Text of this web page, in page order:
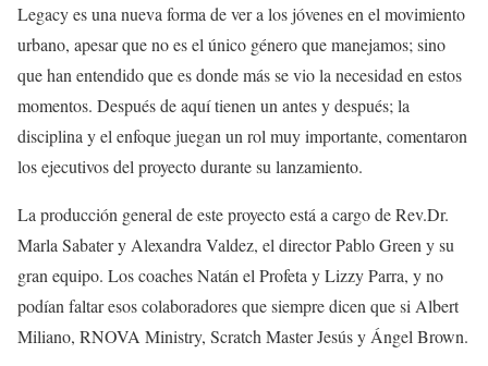
Legacy es una nueva forma de ver a los jóvenes en el movimiento
urbano, apesar que no es el único género que manejamos; sino
que han entendido que es donde más se vio la necesidad en estos
momentos. Después de aquí tienen un antes y después; la
disciplina y el enfoque juegan un rol muy importante, comentaron
los ejecutivos del proyecto durante su lanzamiento.
La producción general de este proyecto está a cargo de Rev.Dr.
Marla Sabater y Alexandra Valdez, el director Pablo Green y su
gran equipo. Los coaches Natán el Profeta y Lizzy Parra, y no
podían faltar esos colaboradores que siempre dicen que si Albert
Miliano, RNOVA Ministry, Scratch Master Jesús y Ángel Brown.